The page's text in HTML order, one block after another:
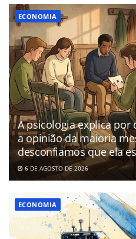
ECONOMIA
A psicologia explica por
a opinião da maioria
desconfiamos que ela
6 DE AGOSTO DE 2026
ECONOMIA